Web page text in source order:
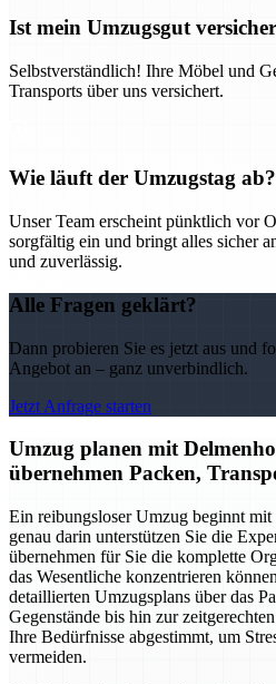
Ist mein Umzugsgut
Selbstverständlich! Ihre Möbel und
Transports über uns versichert.
Wie läuft der Umzugstag ab?
Unser Team erscheint pünktlich vor
sorgfältig ein und bringt alles sicher
und zuverlässig.
Alle Fragen geklärt?
Dann probieren Sie es jetzt aus und
Angebot an – ganz unverbindlich.
Jetzt Anfrage starten
Umzug planen mit
übernehmen Packen,
Ein reibungsloser Umzug beginnt
genau darin unterstützen Sie die
übernehmen für Sie die komplette
das Wesentliche konzentrieren
detaillierten Umzugsplans über das
Gegenstände bis hin zur
Ihre Bedürfnisse abgestimmt, um
vermeiden.